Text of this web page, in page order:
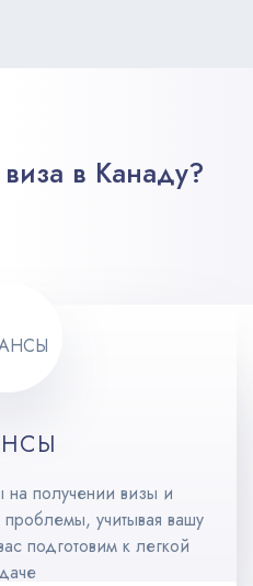
в Канаду?
получении визы и
учитывая вашу
подготовим к легкой